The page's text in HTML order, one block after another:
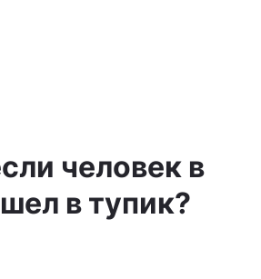
человек в
в тупик?